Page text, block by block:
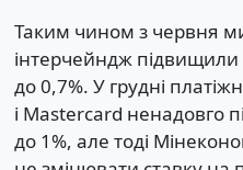
Таким чином з червня
інтерчейндж
до 0,7%. У грудні
і Mastercard ненадовго
до 1%, але тоді